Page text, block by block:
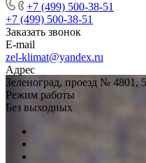
+7 (499) 500-38-51
+7 (499) 500-38-51
Заказать звонок
E-mail
zel-klimat@yandex.ru
Адрес
Зеленоград, проезд № 4801, 5
Режим работы
Без выходных